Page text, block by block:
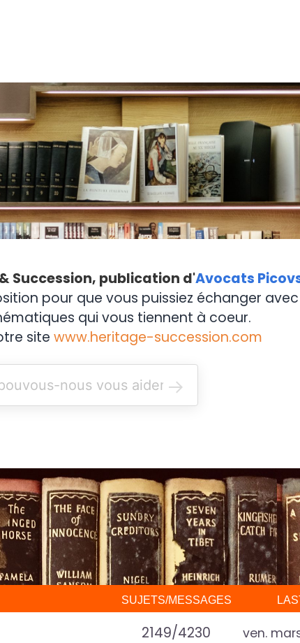
Succession, publication d'Avocats
pour que vous puissiez échanger
qui vous tiennent à coeur.
site www.heritage-succession.com
R
c
h
e
r
SUJETS/MESSAGES
2149/4230 ven.